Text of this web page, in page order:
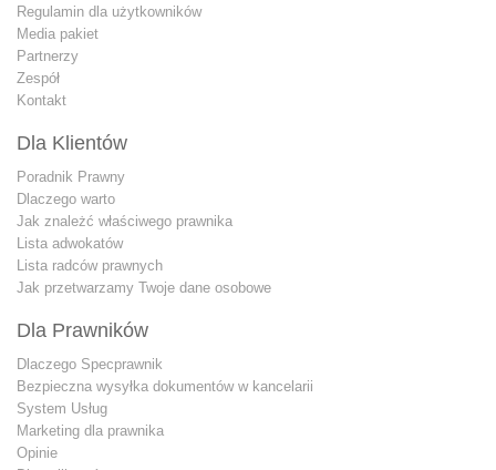
Regulamin dla użytkowników
Media pakiet
Partnerzy
Zespół
Kontakt
Dla Klientów
Poradnik Prawny
Dlaczego warto
Jak znależć właściwego prawnika
Lista adwokatów
Lista radców prawnych
Jak przetwarzamy Twoje dane osobowe
Dla Prawników
Dlaczego Specprawnik
Bezpieczna wysyłka dokumentów w kancelarii
System Usług
Marketing dla prawnika
Opinie